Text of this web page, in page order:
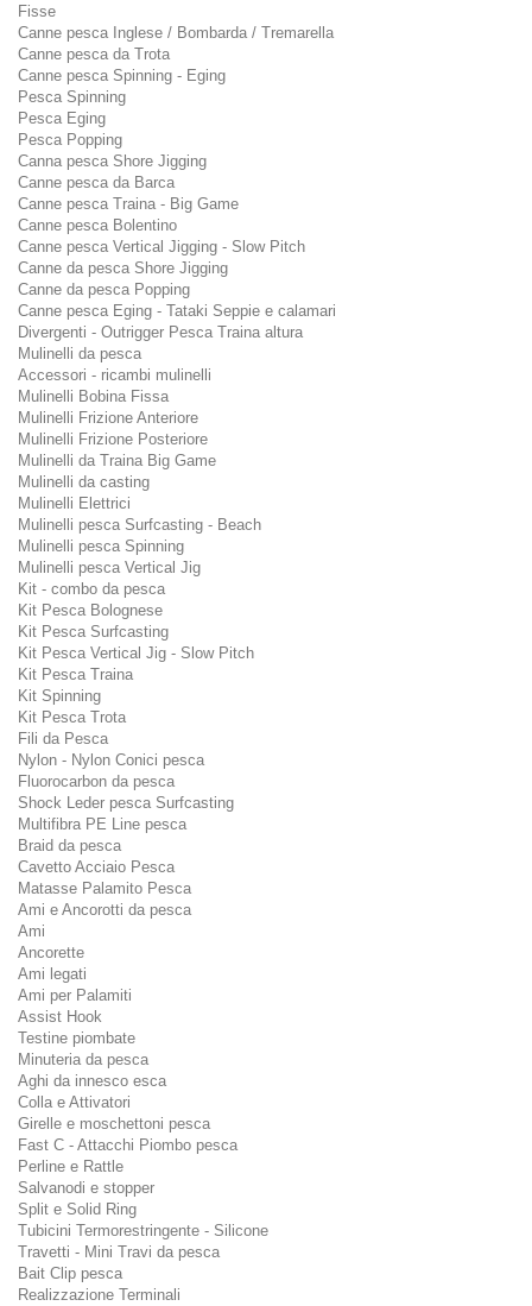
Fisse
Canne pesca Inglese / Bombarda / Tremarella
Canne pesca da Trota
Canne pesca Spinning - Eging
Pesca Spinning
Pesca Eging
Pesca Popping
Canna pesca Shore Jigging
Canne pesca da Barca
Canne pesca Traina - Big Game
Canne pesca Bolentino
Canne pesca Vertical Jigging - Slow Pitch
Canne da pesca Shore Jigging
Canne da pesca Popping
Canne pesca Eging - Tataki Seppie e calamari
Divergenti - Outrigger Pesca Traina altura
Mulinelli da pesca
Accessori - ricambi mulinelli
Mulinelli Bobina Fissa
Mulinelli Frizione Anteriore
Mulinelli Frizione Posteriore
Mulinelli da Traina Big Game
Mulinelli da casting
Mulinelli Elettrici
Mulinelli pesca Surfcasting - Beach
Mulinelli pesca Spinning
Mulinelli pesca Vertical Jig
Kit - combo da pesca
Kit Pesca Bolognese
Kit Pesca Surfcasting
Kit Pesca Vertical Jig - Slow Pitch
Kit Pesca Traina
Kit Spinning
Kit Pesca Trota
Fili da Pesca
Nylon - Nylon Conici pesca
Fluorocarbon da pesca
Shock Leder pesca Surfcasting
Multifibra PE Line pesca
Braid da pesca
Cavetto Acciaio Pesca
Matasse Palamito Pesca
Ami e Ancorotti da pesca
Ami
Ancorette
Ami legati
Ami per Palamiti
Assist Hook
Testine piombate
Minuteria da pesca
Aghi da innesco esca
Colla e Attivatori
Girelle e moschettoni pesca
Fast C - Attacchi Piombo pesca
Perline e Rattle
Salvanodi e stopper
Split e Solid Ring
Tubicini Termorestringente - Silicone
Travetti - Mini Travi da pesca
Bait Clip pesca
Realizzazione Terminali